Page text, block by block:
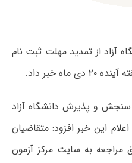
از تمدید مهلت ثبت نام
و پذیرش دانشگاه آزاد
این خبر افزود: متقاضیان
از طریق مراجعه به سایت مرکز آزمون